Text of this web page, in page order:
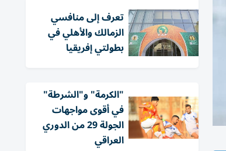
تعرف إلى منافسي
الزمالك والأهلي في
بطولتي إفريقيا
"الكرمة" و"الشرطة"
في أقوى مواجهات
الجولة 29 من الدوري
العراقي